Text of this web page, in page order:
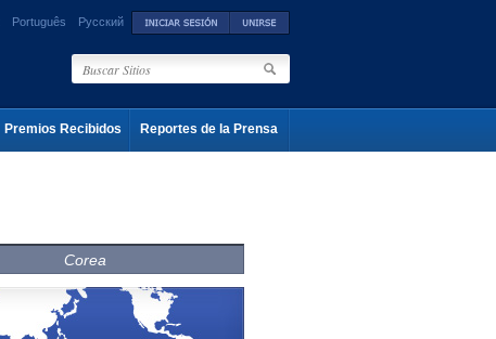
Português Русский
Premios Recibidos Reportes de la Prensa
Corea